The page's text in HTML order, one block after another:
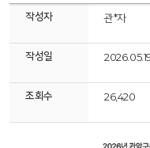
작성자 관*자
작성일
조회수 26,420